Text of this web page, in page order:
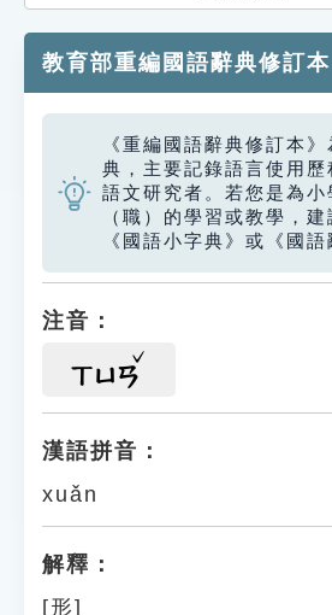
貓頭鷹博士
教育部重編國語辭典修訂本
《重編國語辭典修訂本
典，主要記錄語言使用歷
語文研究者。若您是為小
（職）的學習或教學，
《國語小字典》或《國語
注音：
ㄒㄩㄢ
漢語拼音：
xuǎn
解釋：
[形]